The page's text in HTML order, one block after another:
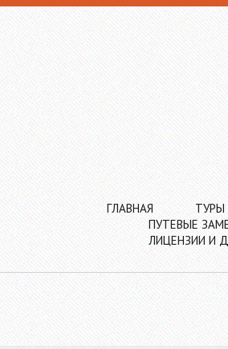
ГЛАВНАЯ ТУРЫ
ПУТЕВЫЕ
ЛИЦЕНЗИИ И